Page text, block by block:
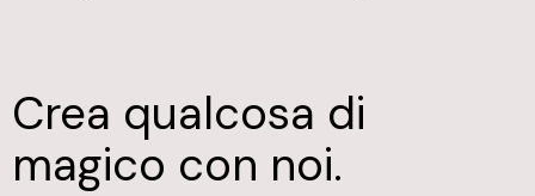
Crea qualcosa di
magico con noi.